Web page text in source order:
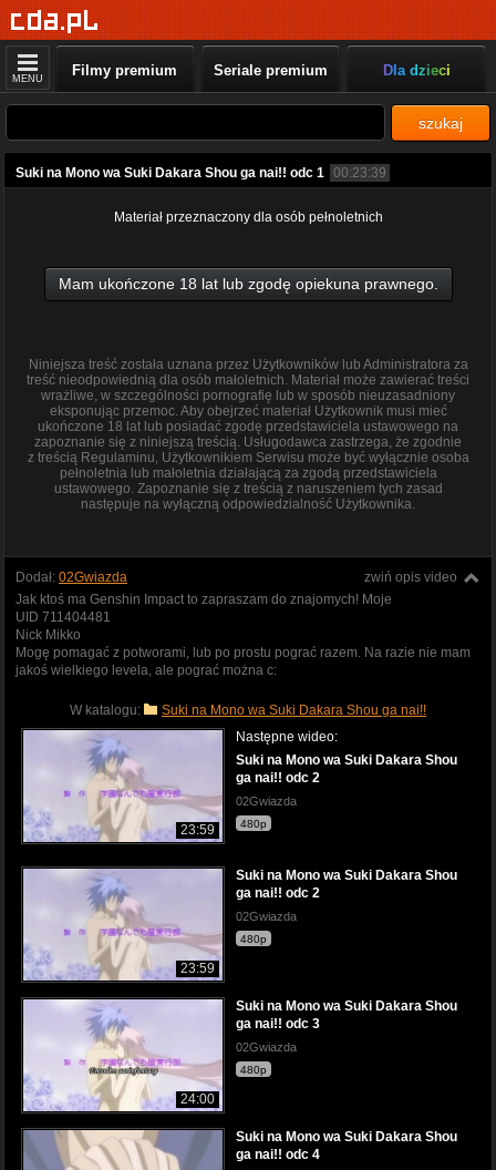
MENU Filmy premium Seriale premium Dla dzieci
szukaj
Suki na Mono wa Suki Dakara Shou ga nai!! odc 1 00:23:39
Materiał przeznaczony dla osób pełnoletnich
Mam ukończone 18 lat lub zgodę opiekuna prawnego.
Niniejsza treść została uznana przez Użytkowników lub Administratora za
treść nieodpowiednią dla osób małoletnich. Materiał może zawierać treści
wrażliwe, w szczególności pornografię lub w sposób nieuzasadniony
eksponując przemoc. Aby obejrzeć materiał Użytkownik musi mieć
ukończone 18 lat lub posiadać zgodę przedstawiciela ustawowego na
zapoznanie się z niniejszą treścią. Usługodawca zastrzega, że zgodnie
z treścią Regulaminu, Użytkownikiem Serwisu może być wyłącznie osoba
pełnoletnia lub małoletnia działającą za zgodą przedstawiciela
ustawowego. Zapoznanie się z treścią z naruszeniem tych zasad
następuje na wyłączną odpowiedzialność Użytkownika.
zwiń opis video
Dodał: 02Gwiazda
Jak ktoś ma Genshin Impact to zapraszam do znajomych! Moje
UID 711404481
Nick Mikko
Mogę pomagać z potworami, lub po prostu pograć razem. Na razie nie mam
jakoś wielkiego levela, ale pograć można c:
W katalogu: Suki na Mono wa Suki Dakara Shou ga nai!!
23:59
Następne wideo:
Suki na Mono wa Suki Dakara Shou
ga nai!! odc 2
02Gwiazda
480p
23:59
Suki na Mono wa Suki Dakara Shou
ga nai!! odc 2
02Gwiazda
480p
24:00
Suki na Mono wa Suki Dakara Shou
ga nai!! odc 3
02Gwiazda
480p
Suki na Mono wa Suki Dakara Shou
ga nai!! odc 4